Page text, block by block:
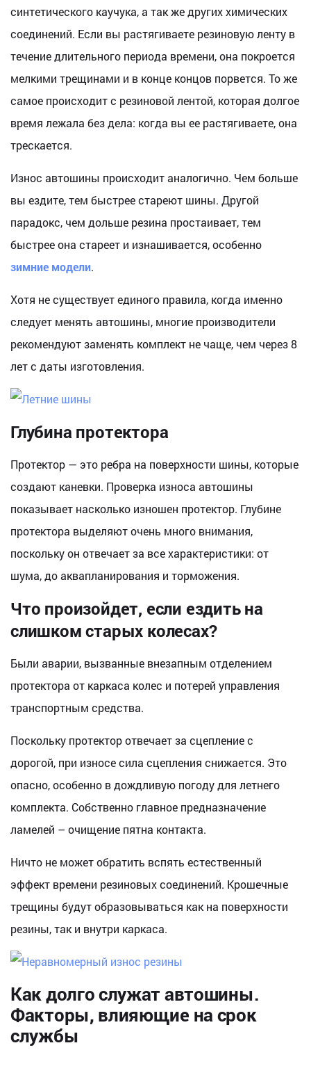
синтетического каучука, а так же других химических
соединений. Если вы растягиваете резиновую ленту в
течение длительного периода времени, она покроется
мелкими трещинами и в конце концов порвется. То же
самое происходит с резиновой лентой, которая долгое
время лежала без дела: когда вы ее растягиваете, она
трескается.
Износ автошины происходит аналогично. Чем больше
вы ездите, тем быстрее стареют шины. Другой
парадокс, чем дольше резина простаивает, тем
быстрее она стареет и изнашивается, особенно
зимние модели.
Хотя не существует единого правила, когда именно
следует менять автошины, многие производители
рекомендуют заменять комплект не чаще, чем через 8
лет с даты изготовления.
Глубина протектора
Протектор — это ребра на поверхности шины, которые
создают каневки. Проверка износа автошины
показывает насколько изношен протектор. Глубине
протектора выделяют очень много внимания,
поскольку он отвечает за все характеристики: от
шума, до аквапланирования и торможения.
Что произойдет, если ездить на
слишком старых колесах?
Были аварии, вызванные внезапным отделением
протектора от каркаса колес и потерей управления
транспортным средства.
Поскольку протектор отвечает за сцепление с
дорогой, при износе сила сцепления снижается. Это
опасно, особенно в дождливую погоду для летнего
комплекта. Собственно главное предназначение
ламелей – очищение пятна контакта.
Ничто не может обратить вспять естественный
эффект времени резиновых соединений. Крошечные
трещины будут образовываться как на поверхности
резины, так и внутри каркаса.
Как долго служат автошины.
Факторы, влияющие на срок
службы